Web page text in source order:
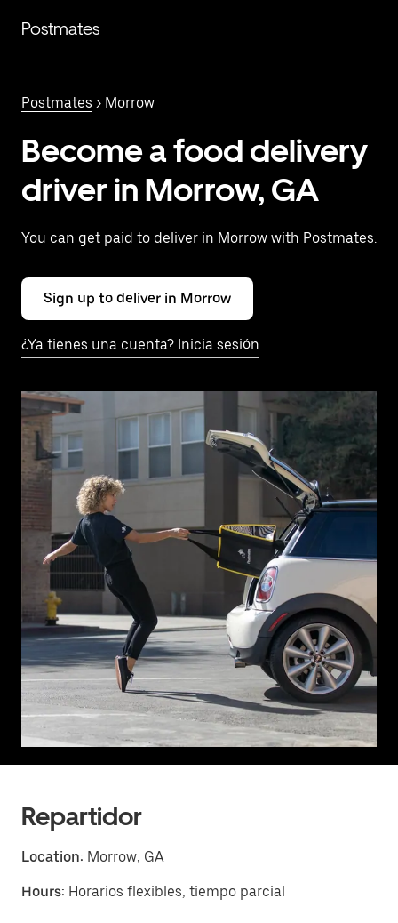
contenido
Postmates
Postmates > Morrow
Become a food delivery
driver in Morrow, GA
You can get paid to deliver in Morrow with Postmates.
Sign up to deliver in Morrow
¿Ya tienes una cuenta? Inicia sesión
Repartidor
Location: Morrow, GA
Hours: Horarios flexibles, tiempo parcial